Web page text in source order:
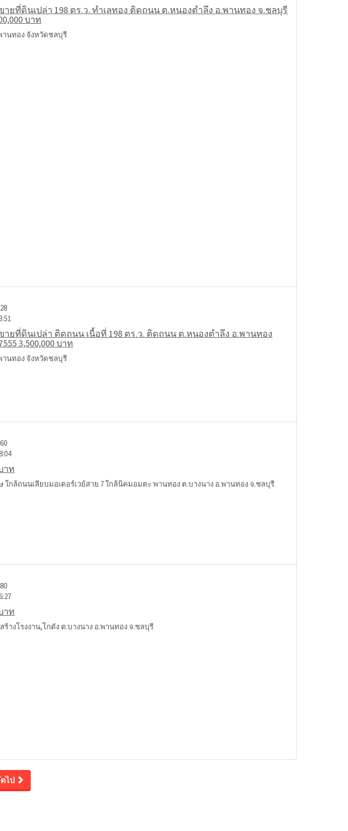
ยที่ดินเปล่า 198 ตร.ว. ทำเลทอง ติดถนน ต.หนองตำลึง อ.พานทอง จ.ชลบุรี
บาท
านทอง จังหวัดชลบุรี
ายที่ดินเปล่า ติดถนน เนื้อที่ 198 ตร.ว. ติดถนน ต.หนองตำลึง อ.พานทอง
3,500,000 บาท
านทอง จังหวัดชลบุรี
าท
ใกล้ถนนเลียบมอเตอร์เวย์สาย 7 ใกล้นิคมอมตะ พานทอง ต.บางนาง อ.พานทอง จ.ชลบุรี
าท
ร้างโรงงาน,โกดัง ต.บางนาง อ.พานทอง จ.ชลบุรี
ไป